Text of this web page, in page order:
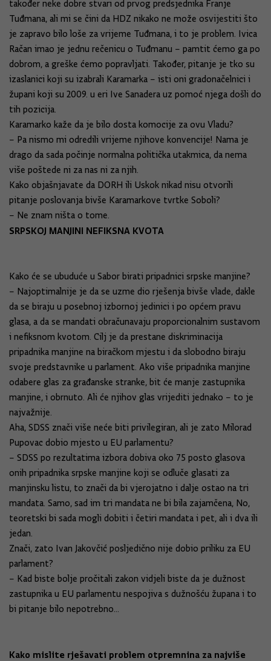
također neke dobre stvari od prvog predsjednika Franje
Tuđmana, ali mi se čini da HDZ nikako ne može osvijestiti što
je zapravo bilo loše za vrijeme Tuđmana, i to je problem. Ivica
Račan imao je jednu rečenicu o Tuđmanu – pamtit ćemo ga po
dobrom, a greške ćemo popravljati. Također, pitanje je tko su
izaslanici koji su izabrali Karamarka – isti oni gradonačelnici i
župani koji su 2009. u eri Ive Sanadera uz pomoć njega došli do
tih pozicija.
Karamarko kaže da je bilo dosta komocije za ovu Vladu?
– Pa nismo mi odredili vrijeme njihove konvencije! Nama je
drago da sada počinje normalna politička utakmica, da nema
više poštede ni za nas ni za njih.
Kako objašnjavate da DORH ili Uskok nikad nisu otvorili
pitanje poslovanja bivše Karamarkove tvrtke Soboli?
– Ne znam ništa o tome.
SRPSKOJ MANJINI NEFIKSNA KVOTA
Kako će se ubuduće u Sabor birati pripadnici srpske manjine?
– Najoptimalnije je da se uzme dio rješenja bivše vlade, dakle
da se biraju u posebnoj izbornoj jedinici i po općem pravu
glasa, a da se mandati obračunavaju proporcionalnim sustavom
i nefiksnom kvotom. Cilj je da prestane diskriminacija
pripadnika manjine na biračkom mjestu i da slobodno biraju
svoje predstavnike u parlament. Ako više pripadnika manjine
odabere glas za građanske stranke, bit će manje zastupnika
manjine, i obrnuto. Ali će njihov glas vrijediti jednako – to je
najvažnije.
Aha, SDSS znači više neće biti privilegiran, ali je zato Milorad
Pupovac dobio mjesto u EU parlamentu?
– SDSS po rezultatima izbora dobiva oko 75 posto glasova
onih pripadnika srpske manjine koji se odluče glasati za
manjinsku listu, to znači da bi vjerojatno i dalje ostao na tri
mandata. Samo, sad im tri mandata ne bi bila zajamčena, No,
teoretski bi sada mogli dobiti i četiri mandata i pet, ali i dva ili
jedan.
Znači, zato Ivan Jakovčić posljedično nije dobio priliku za EU
parlament?
– Kad biste bolje pročitali zakon vidjeli biste da je dužnost
zastupnika u EU parlamentu nespojiva s dužnošću župana i to
bi pitanje bilo nepotrebno...
Kako mislite rješavati problem otpremnina za najviše